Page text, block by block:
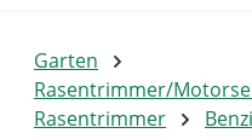
Garten
Rasentrimmer/
Rasentrimmer